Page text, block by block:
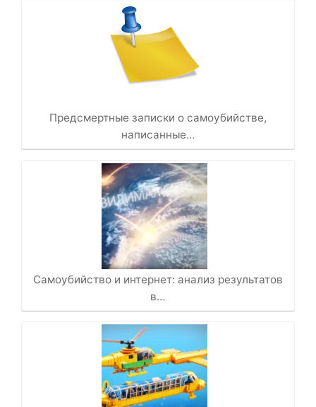
Предсмертные записки о самоубийстве,
написанные…
Самоубийство и интернет: анализ результатов
в…